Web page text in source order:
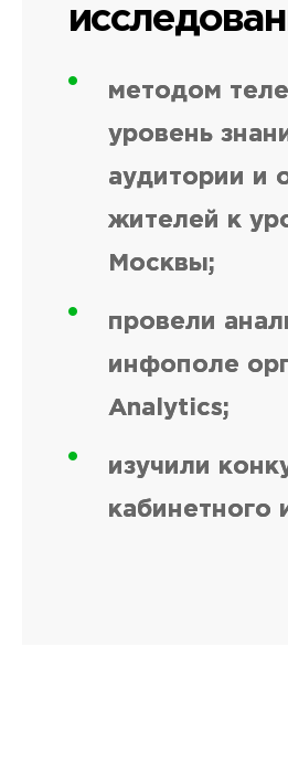
методом
уровень
аудитории и
жителей к
Москвы;
провели
инфополе
Analytics;
изучили
кабинетного